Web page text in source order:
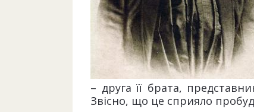
– друга її брата,
Звісно, що це сприяло